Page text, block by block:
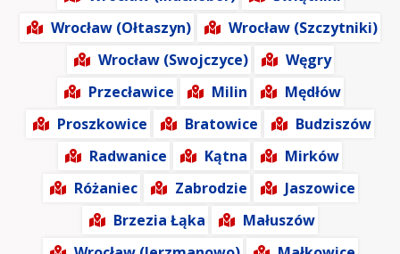
Wrocław (Ołtaszyn)
Wrocław (Szczytniki)
Wrocław (Swojczyce)
Węgry
Przecławice
Milin
Mędłów
Proszkowice
Bratowice
Budziszów
Radwanice
Kątna
Mirków
Różaniec
Zabrodzie
Jaszowice
Brzezia Łąka
Małuszów